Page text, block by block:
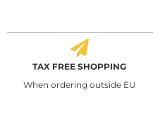
TAX FREE SHOPPING
When ordering outside EU